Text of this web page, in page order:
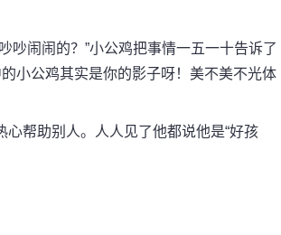
闹闹的？”小公鸡把事情一五一十告诉了
小公鸡其实是你的影子呀！美不美不光体
帮助别人。人人见了他都说他是“好孩